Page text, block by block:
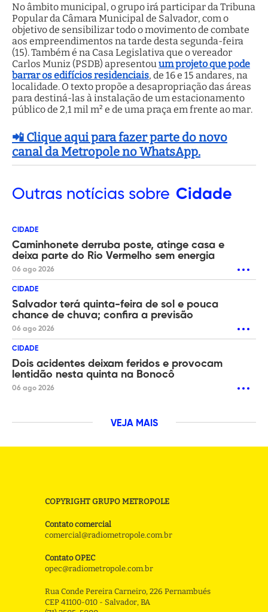
No âmbito municipal, o grupo irá participar da Tribuna
Popular da Câmara Municipal de Salvador, com o
objetivo de sensibilizar todo o movimento de combate
aos empreendimentos na tarde desta segunda-feira
(15). Também é na Casa Legislativa que o vereador
Carlos Muniz (PSDB) apresentou um projeto que pode
barrar os edifícios residenciais, de 16 e 15 andares, na
localidade. O texto propõe a desapropriação das áreas
para destiná-las à instalação de um estacionamento
público de 2,1 mil m² e de uma praça em frente ao mar.
📲 Clique aqui para fazer parte do novo
canal da Metropole no WhatsApp.
Outras notícias sobre Cidade
CIDADE
Caminhonete derruba poste, atinge casa e
deixa parte do Rio Vermelho sem energia
06 ago 2026
CIDADE
Salvador terá quinta-feira de sol e pouca
chance de chuva; confira a previsão
06 ago 2026
CIDADE
Dois acidentes deixam feridos e provocam
lentidão nesta quinta na Bonocô
06 ago 2026
VEJA MAIS
COPYRIGHT GRUPO METROPOLE
Contato comercial
comercial@radiometropole.com.br
Contato OPEC
opec@radiometropole.com.br
Rua Conde Pereira Carneiro, 226 Pernambués
CEP 41100-010 - Salvador, BA